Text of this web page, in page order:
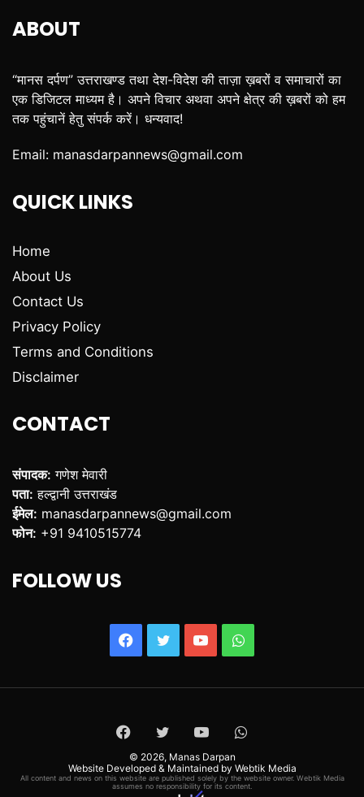
ABOUT
“मानस दर्पण” उत्तराखण्ड तथा देश-विदेश की ताज़ा ख़बरों व समाचारों का
एक डिजिटल माध्यम है। अपने विचार अथवा अपने क्षेत्र की ख़बरों को हम
तक पहुंचानें हेतु संपर्क करें। धन्यवाद!
Email: manasdarpannews@gmail.com
QUICK LINKS
Home
About Us
Contact Us
Privacy Policy
Terms and Conditions
Disclaimer
CONTACT
संपादक: गणेश मेवारी
पता: हल्द्वानी उत्तराखंड
ईमेल: manasdarpannews@gmail.com
फोन: +91 9410515774
FOLLOW US
Facebook
TwitterYouTubeWhatsApp
Facebook
TwitterYouTubeWhatsApp
© 2026, Manas Darpan
Website Developed & Maintained by Webtik Media
All content and news on this website are published solely by the website owner. Webtik Media
assumes no responsibility for its content.